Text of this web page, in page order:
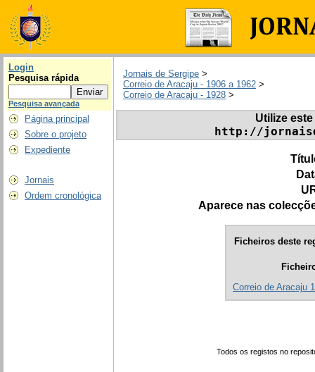
Login
Pesquisa rápida
Pesquisa avançada
Página principal
Sobre o projeto
Expediente
Jornais
Ordem cronológica
Jornais de Sergipe >
Correio de Aracaju - 1906 a 1962 >
Correio de Aracaju - 1928 >
Utilize
http://
Aparece nas
Ficheiros deste
Correio de Aracaju
Todos os registos no